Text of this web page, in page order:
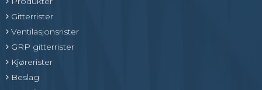
Gitterrister
Ventilasjonsrister
GRP gitterrister
Kjørerister
Beslag